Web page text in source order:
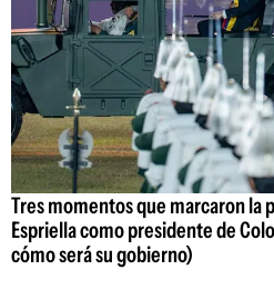
Tres momentos que marcaron la
Espriella como presidente de
cómo será su gobierno)